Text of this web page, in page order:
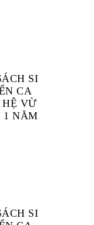
SI
CA
VỪ
1 NĂM
SI